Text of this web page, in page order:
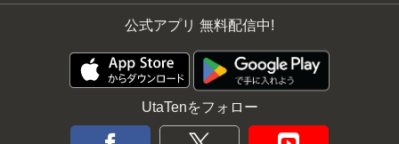
公式アプリ 無料配信中!
UtaTenをフォロー